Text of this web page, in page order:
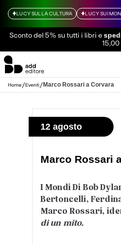
LUCY SULLA CULTURA LUCY SUI
Sconto del 5% su tutti i libri e
15,00
Home/Eventi/Marco Rossari a Corvara
12 agosto
Marco Rossari
I Mondi Di Bob
Bertoncelli,
Marco Rossari,
di un mito.